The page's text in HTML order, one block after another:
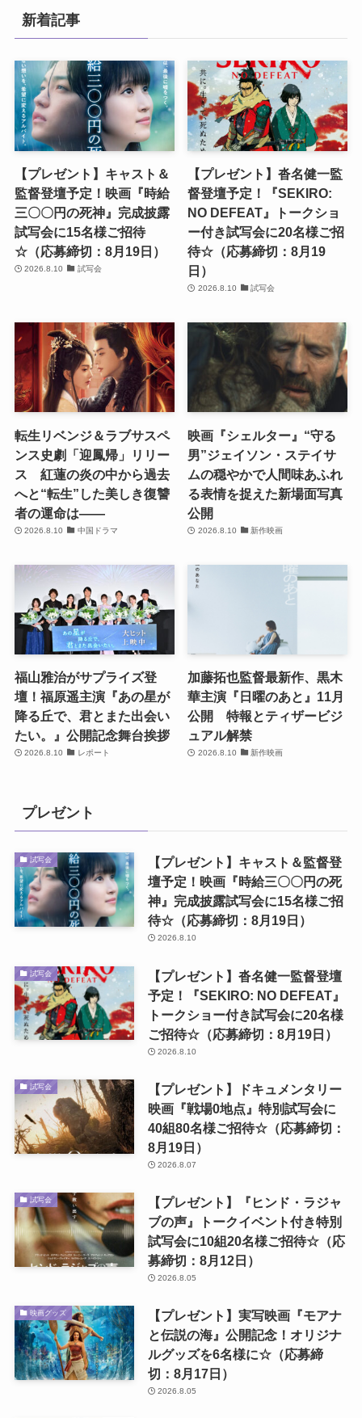
新着記事
【プレゼント】キャスト＆
監督登壇予定！映画『時給
三〇〇円の死神』完成披露
試写会に15名様ご招待
☆（応募締切：8月19日）
2026.8.10 試写会
【プレゼント】沓名健一監
督登壇予定！『SEKIRO:
NO DEFEAT』トークショ
ー付き試写会に20名様ご招
待☆（応募締切：8月19
日）
2026.8.10 試写会
転生リベンジ＆ラブサスペ
ンス史劇「迎鳳帰」リリー
ス 紅蓮の炎の中から過去
へと“転生”した美しき復讐
者の運命は――
2026.8.10 中国ドラマ
映画『シェルター』“守る
男”ジェイソン・ステイサ
ムの穏やかで人間味あふれ
る表情を捉えた新場面写真
公開
2026.8.10 新作映画
福山雅治がサプライズ登
壇！福原遥主演『あの星が
降る丘で、君とまた出会い
たい。』公開記念舞台挨拶
2026.8.10 レポート
加藤拓也監督最新作、黒木
華主演『日曜のあと』11月
公開 特報とティザービジ
ュアル解禁
2026.8.10 新作映画
プレゼント
試写会
【プレゼント】キャスト＆監督登
壇予定！映画『時給三〇〇円の死
神』完成披露試写会に15名様ご招
待☆（応募締切：8月19日）
2026.8.10
試写会
【プレゼント】沓名健一監督登壇
予定！『SEKIRO: NO DEFEAT』
トークショー付き試写会に20名様
ご招待☆（応募締切：8月19日）
2026.8.10
試写会
【プレゼント】ドキュメンタリー
映画『戦場0地点』特別試写会に
40組80名様ご招待☆（応募締切：
8月19日）
2026.8.07
試写会
【プレゼント】『ヒンド・ラジャ
ブの声』トークイベント付き特別
試写会に10組20名様ご招待☆（応
募締切：8月12日）
2026.8.05
映画グッズ
【プレゼント】実写映画『モアナ
と伝説の海』公開記念！オリジナ
ルグッズを6名様に☆（応募締
切：8月17日）
2026.8.05